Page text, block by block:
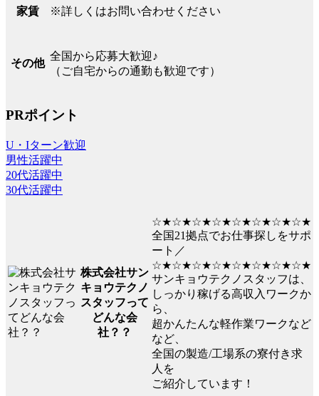
家賃 ※詳しくはお問い合わせください
その他
全国から応募大歓迎♪
（ご自宅からの通勤も歓迎です）
PRポイント
U・Iターン歓迎
男性活躍中
20代活躍中
30代活躍中
株式会社サン
キョウテクノ
スタッフって
どんな会
社？？
☆★☆★☆★☆★☆★☆★☆★☆★
全国21拠点でお仕事探しをサポ
ート／
☆★☆★☆★☆★☆★☆★☆★☆★
サンキョウテクノスタッフは、
しっかり稼げる高収入ワークか
ら、
超かんたんな軽作業ワークなど
など、
全国の製造/工場系の寮付き求
人を
ご紹介しています！